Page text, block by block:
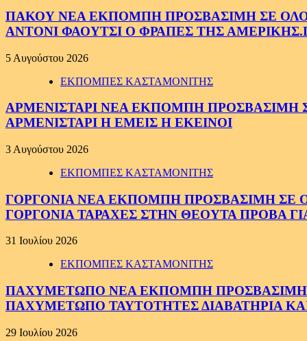
ΠΑΚΟΥ ΝΕΑ ΕΚΠΟΜΠΗ ΠΡΟΣΒΑΣΙΜΗ ΣΕ
ΑΝΤΟΝΙ ΦΑΟΥΤΣΙ Ο ΦΡΑΠΕΣ ΤΗΣ
5 Αυγούστου 2026
ΕΚΠΟΜΠΕΣ ΚΑΣΤΑΜΟΝΙΤΗΣ
ΑΡΜΕΝΙΣΤΑΡΙ ΝΕΑ ΕΚΠΟΜΠΗ ΠΡΟΣΒΑΣΙΜΗ
ΑΡΜΕΝΙΣΤΑΡΙ Η ΕΜΕΙΣ Η ΕΚΕΙΝΟΙ
3 Αυγούστου 2026
ΕΚΠΟΜΠΕΣ ΚΑΣΤΑΜΟΝΙΤΗΣ
ΓΟΡΓΟΝΙΑ ΝΕΑ ΕΚΠΟΜΠΗ ΠΡΟΣΒΑΣΙΜΗ ΣΕ
ΓΟΡΓΟΝΙΑ ΤΑΡΑΧΕΣ ΣΤΗΝ ΘΕΟΥΤΑ ΠΡΟΒΑ
31 Ιουλίου 2026
ΕΚΠΟΜΠΕΣ ΚΑΣΤΑΜΟΝΙΤΗΣ
ΠΑΧΥΜΕΤΩΠΟ ΝΕΑ ΕΚΠΟΜΠΗ ΠΡΟΣΒΑΣΙΜΗ
ΠΑΧΥΜΕΤΩΠΟ ΤΑΥΤΟΤΗΤΕΣ ΔΙΑΒΑΤΗΡΙΑ
29 Ιουλίου 2026